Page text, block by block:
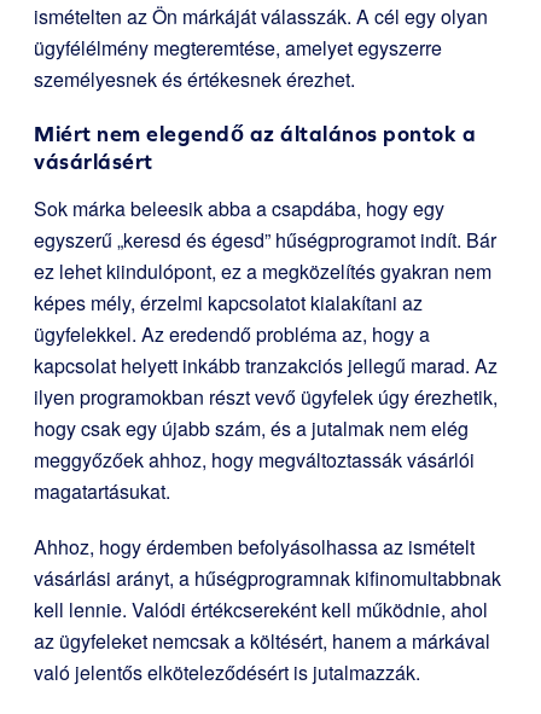
ismételten az Ön márkáját válasszák. A cél egy olyan
ügyfélélmény megteremtése, amelyet egyszerre
személyesnek és értékesnek érezhet.
Miért nem elegendő az általános pontok a
vásárlásért
Sok márka beleesik abba a csapdába, hogy egy
egyszerű „keresd és égesd” hűségprogramot indít. Bár
ez lehet kiindulópont, ez a megközelítés gyakran nem
képes mély, érzelmi kapcsolatot kialakítani az
ügyfelekkel. Az eredendő probléma az, hogy a
kapcsolat helyett inkább tranzakciós jellegű marad. Az
ilyen programokban részt vevő ügyfelek úgy érezhetik,
hogy csak egy újabb szám, és a jutalmak nem elég
meggyőzőek ahhoz, hogy megváltoztassák vásárlói
magatartásukat.
Ahhoz, hogy érdemben befolyásolhassa az ismételt
vásárlási arányt, a hűségprogramnak kifinomultabbnak
kell lennie. Valódi értékcsereként kell működnie, ahol
az ügyfeleket nemcsak a költésért, hanem a márkával
való jelentős elköteleződésért is jutalmazzák.